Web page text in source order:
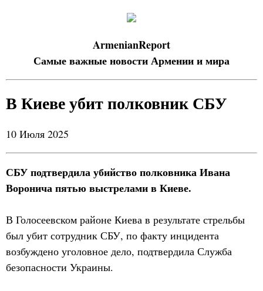
ArmenianReport
Самые важные новости Армении и мира
В Киеве убит полковник СБУ
10 Июля 2025
СБУ подтвердила убийство полковника Ивана
Воронича пятью выстрелами в Киеве.
В Голосеевском районе Киева в результате стрельбы
был убит сотрудник СБУ, по факту инцидента
возбуждено уголовное дело, подтвердила Служба
безопасности Украины.